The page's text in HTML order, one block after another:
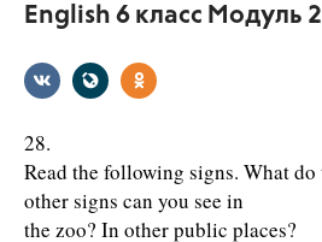
English 6 класс Модуль
28.
Read the following signs. What do
other signs can you see in
the zoo? In other public places?